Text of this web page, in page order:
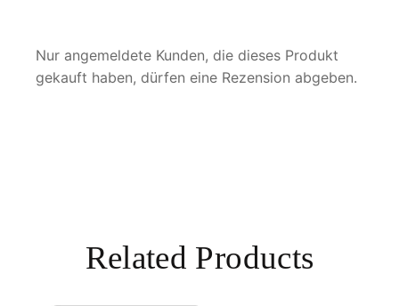
Nur angemeldete Kunden, die dieses Produkt
gekauft haben, dürfen eine Rezension abgeben.
Related Products